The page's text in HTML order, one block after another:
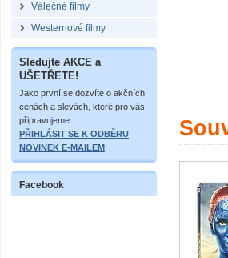
Válečné filmy
Westernové filmy
Sledujte AKCE a
UŠETŘETE!
Jako první se dozvíte o akčních
cenách a slevách, které pro vás
připravujeme.
PŘIHLÁSIT SE K ODBĚRU
NOVINEK E-MAILEM
Facebook